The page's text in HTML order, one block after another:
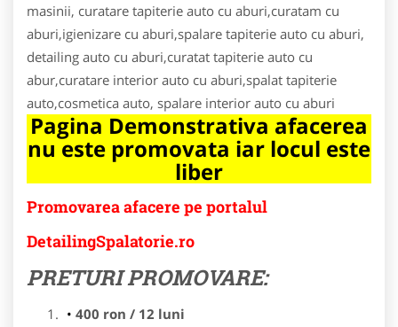
masinii, curatare tapiterie auto cu aburi,curatam cu
aburi,igienizare cu aburi,spalare tapiterie auto cu aburi,
detailing auto cu aburi,curatat tapiterie auto cu
abur,curatare interior auto cu aburi,spalat tapiterie
auto,cosmetica auto, spalare interior auto cu aburi
Pagina Demonstrativa afacerea
nu este promovata iar locul este
liber
Promovarea afacere pe portalul
DetailingSpalatorie.ro
PRETURI PROMOVARE:
400 ron / 12 luni